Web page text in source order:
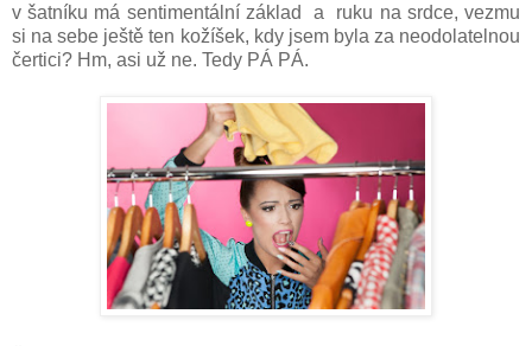
v šatníku má sentimentální základ a ruku na srdce, vezmu
si na sebe ještě ten kožíšek, kdy jsem byla za neodolatelnou
čertici? Hm, asi už ne. Tedy PÁ PÁ.